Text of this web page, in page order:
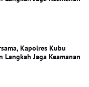
Kapolres Kubu
Langkah Jaga Keamanan